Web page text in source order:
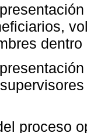
proceso